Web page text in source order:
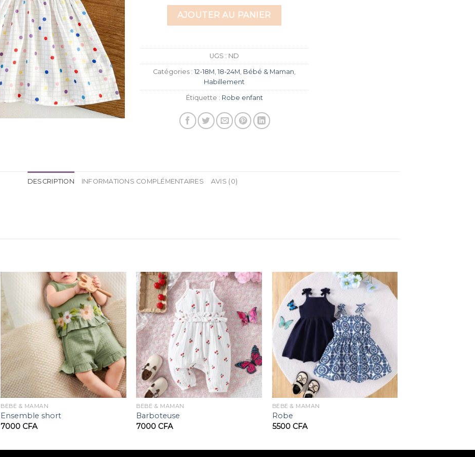
AJOUTER AU PANIER
UGS : ND
Catégories : 12-18M, 18-24M, Bébé & Maman,
Habillement
Étiquette : Robe enfant
DESCRIPTION INFORMATIONS COMPLÉMENTAIRES AVIS (0)
BÉBÉ & MAMAN
Ensemble short
7000 CFA
BÉBÉ & MAMAN
Barboteuse
7000 CFA
BÉBÉ & MAMAN
Robe
5500 CFA